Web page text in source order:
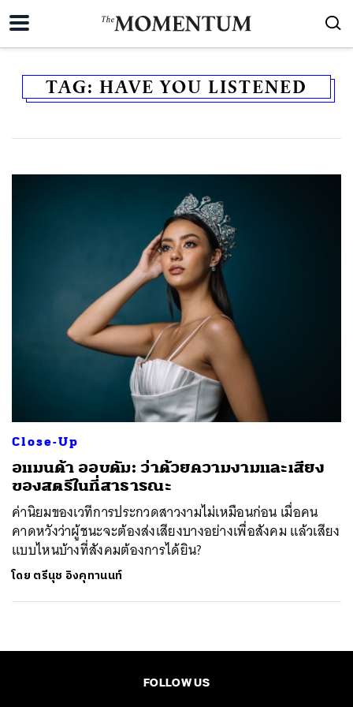
TAG: HAVE YOU LISTENED
Close-Up
อแมนด้า ออบดัม: ว่าด้วยความงามและเสียง
ของสตรีในที่สาธารณะ
ค่านิยมของเวทีการประกวดสาวงามไม่เหมือนก่อน เมื่อคน
คาดหวังว่าผู้ชนะจะต้องส่งเสียงบางอย่างเพื่อสังคม แล้วเสียง
แบบไหนบ้างที่สังคมต้องการได้ยิน?
โดย ตรีนุช อิงคุทานนท์
FOLLOW US
TWEET LINE EMAIL